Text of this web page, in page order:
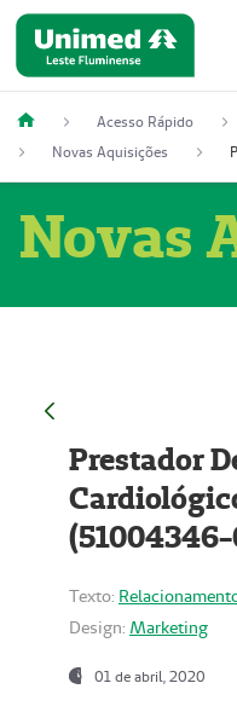
Acesso Rápido
Novas Aquisições
Novas
Prestador
Texto:
Design: Marketing
01 de abril, 2020